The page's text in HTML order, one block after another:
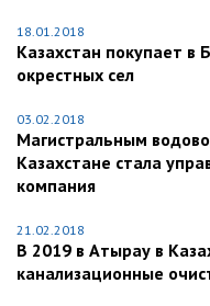
18.01.2018
Казахстан покупает в
окрестных сел
03.02.2018
Магистральным
Казахстане стала
компания
21.02.2018
В 2019 в Атырау в
канализационные